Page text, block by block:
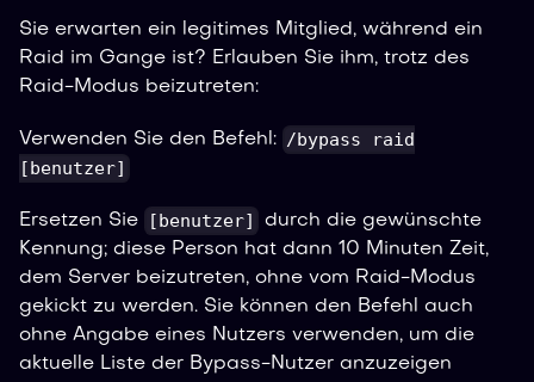
Sie erwarten ein legitimes Mitglied, während ein
Raid im Gange ist? Erlauben Sie ihm, trotz des
Raid-Modus beizutreten:
Verwenden Sie den Befehl: /bypass raid
[benutzer]
Ersetzen Sie [benutzer]
durch die gewünschte
Kennung; diese Person hat dann 10 Minuten Zeit,
dem Server beizutreten, ohne vom Raid-Modus
gekickt zu werden. Sie können den Befehl auch
ohne Angabe eines Nutzers verwenden, um die
aktuelle Liste der Bypass-Nutzer anzuzeigen